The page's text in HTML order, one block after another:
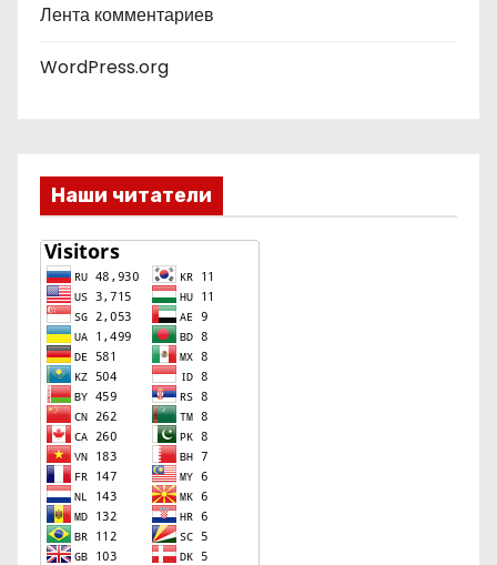
Лента комментариев
WordPress.org
Наши читатели